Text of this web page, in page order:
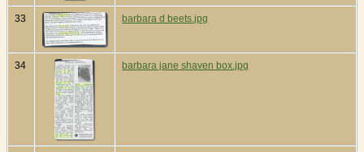
33 barbara d beets.jpg
34 barbara jane shaven box.jpg